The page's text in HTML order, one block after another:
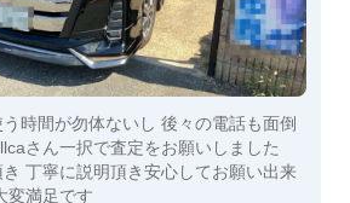
時間が勿体ないし 後々の電話も面倒
さん一択で査定をお願いしました
丁寧に説明頂き安心してお願い出来
変満足です